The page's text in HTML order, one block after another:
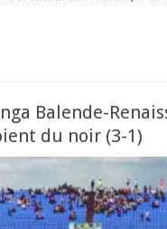
Balende-
du noir (3-1)